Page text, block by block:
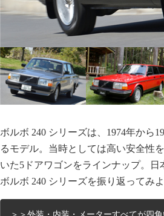
ボルボ 240 シリーズは、1974年から
るモデル。当時としては高い安全性
いた5ドアワゴンをラインナップ。
ボルボ 240 シリーズを振り返ってみよ